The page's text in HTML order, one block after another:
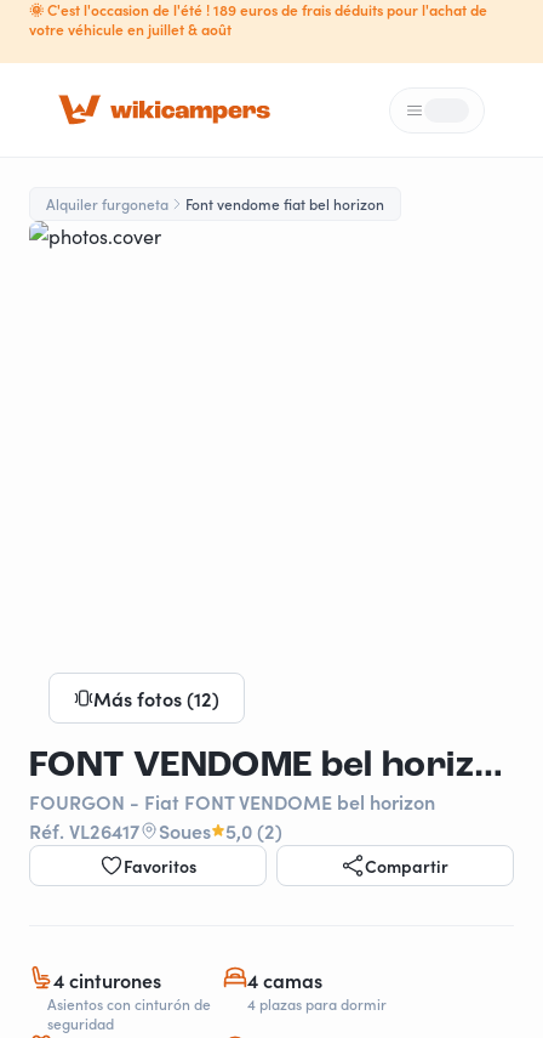
🌞 C'est l'occasion de l'été ! 189 euros de frais déduits pour l'achat de
votre véhicule en juillet & août
Loading...
Alquiler furgoneta Font vendome fiat bel horizon
Más fotos (12)
FONT VENDOME bel horizon
FOURGON - Fiat FONT VENDOME bel horizon
Réf. VL26417
Soues 5,0 (2)
Favoritos Compartir
4 cinturones
Asientos con cinturón de
seguridad
4 camas
4 plazas para dormir